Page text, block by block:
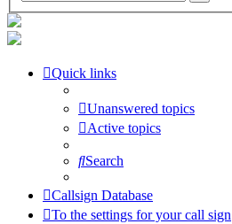
Quick links
Unanswered topics
Active topics
Search
Callsign Database
To the settings for your call sign